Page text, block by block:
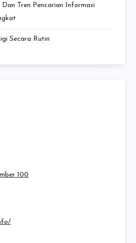
Tren Pencarian Informasi
Secara Rutin
100